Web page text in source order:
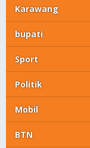
Karawang
bupati
Sport
Politik
Mobil
BTN